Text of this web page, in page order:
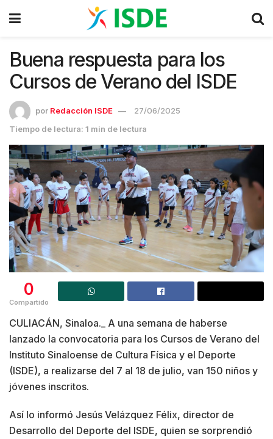
Buena respuesta para los
Cursos de Verano del ISDE
por Redacción ISDE
27/06/2025
Tiempo de lectura: 1 min de lectura
0
Compartido
CULIACÁN, Sinaloa._ A una semana de haberse
lanzado la convocatoria para los Cursos de Verano del
Instituto Sinaloense de Cultura Física y el Deporte
(ISDE), a realizarse del 7 al 18 de julio, van 150 niños y
jóvenes inscritos.
Así lo informó Jesús Velázquez Félix, director de
Desarrollo del Deporte del ISDE, quien se sorprendió